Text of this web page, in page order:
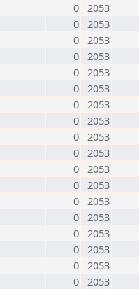
0 2053
0 2053
0 2053
0 2053
0 2053
0 2053
0 2053
0 2053
0 2053
0 2053
0 2053
0 2053
0 2053
0 2053
0 2053
0 2053
0 2053
0 2053